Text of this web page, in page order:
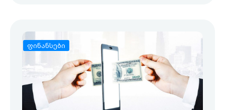
ფინანსები